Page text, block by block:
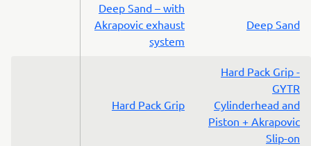
Deep Sand – with
Akrapovic exhaust
system
Deep Sand
Hard Pack Grip
Hard Pack Grip -
GYTR
Cylinderhead and
Piston + Akrapovic
Slip-on